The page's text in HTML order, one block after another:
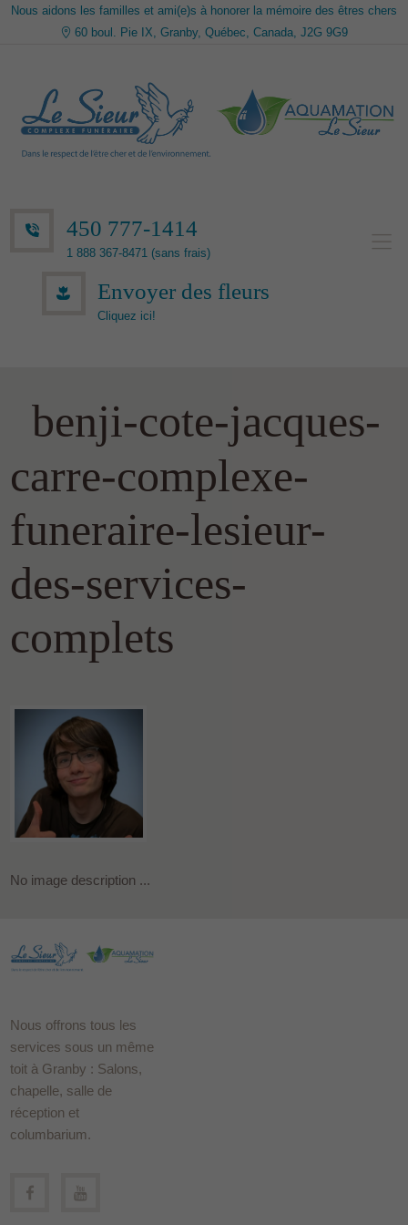
Nous aidons les familles et ami(e)s à honorer la mémoire des êtres chers
60 boul. Pie IX, Granby, Québec, Canada, J2G 9G9
450 777-1414
1 888 367-8471 (sans frais)
Envoyer des fleurs
Cliquez ici!
benji-cote-jacques-
carre-complexe-
funeraire-lesieur-
des-services-
complets
No image description ...
Nous offrons tous les
services sous un même
toit à Granby : Salons,
chapelle, salle de
réception et
columbarium.